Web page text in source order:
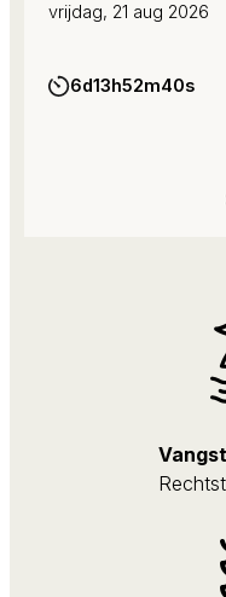
vrijdag, 21 aug 2026
6d13h52m39s